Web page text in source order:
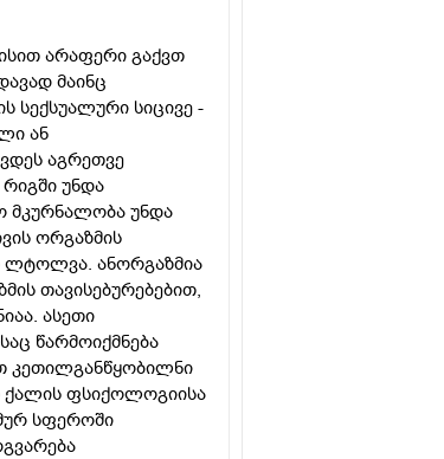
არაფერი გაქვთ
მაინც
სექსუალური სიცივე -
ან
აგრეთვე
უნდა
მკურნალობა უნდა
ორგაზმის
ლტოლვა. ანორგაზმია
თავისებურებებით,
ასეთი
წარმოიქმნება
კეთილგანწყობილნი
ქალის ფსიქოლოგიისა
სფეროში